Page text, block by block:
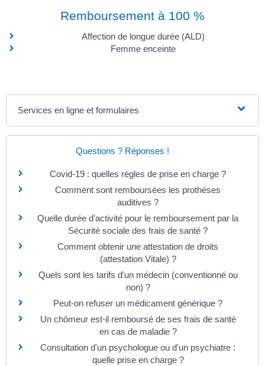
Remboursement à 100 %
Affection de longue durée (ALD)
Femme enceinte
Services en ligne et formulaires
Questions ? Réponses !
Covid-19 : quelles règles de prise en charge ?
Comment sont remboursées les prothèses
auditives ?
Quelle durée d'activité pour le remboursement par la
Sécurité sociale des frais de santé ?
Comment obtenir une attestation de droits
(attestation Vitale) ?
Quels sont les tarifs d'un médecin (conventionné ou
non) ?
Peut-on refuser un médicament générique ?
Un chômeur est-il remboursé de ses frais de santé
en cas de maladie ?
Consultation d'un psychologue ou d'un psychiatre :
quelle prise en charge ?